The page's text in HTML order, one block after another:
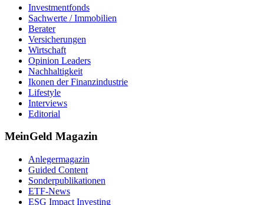
Investmentfonds
Sachwerte / Immobilien
Berater
Versicherungen
Wirtschaft
Opinion Leaders
Nachhaltigkeit
Ikonen der Finanzindustrie
Lifestyle
Interviews
Editorial
MeinGeld Magazin
Anlegermagazin
Guided Content
Sonderpublikationen
ETF-News
ESG Impact Investing